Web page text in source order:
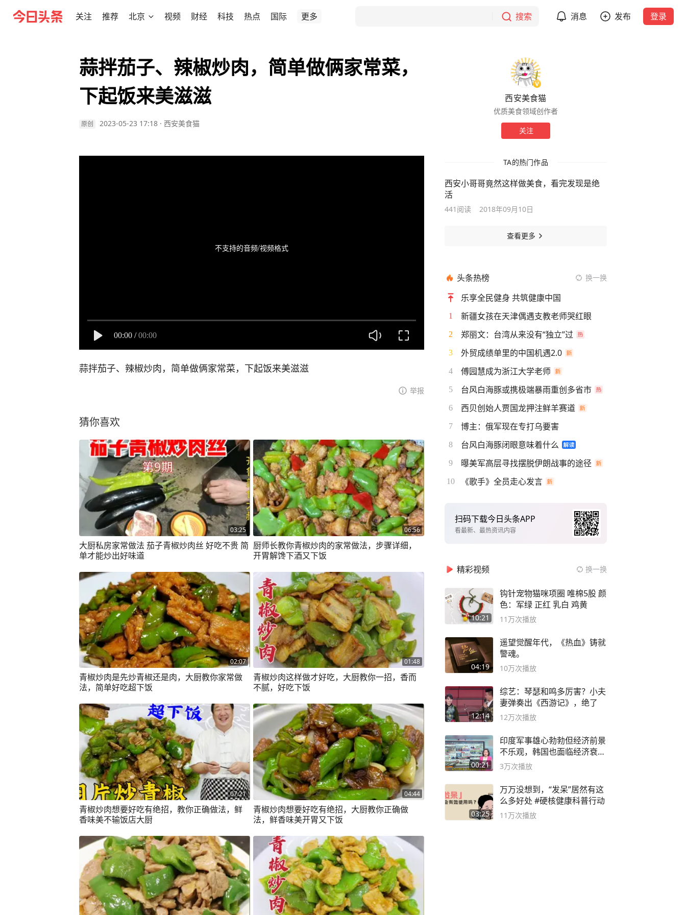
关注 推荐 北京 视频 财经 科技 热点 国际 更多 搜索 消息 发布 登录
蒜拌茄子、辣椒炒肉，简单做俩家常菜，
下起饭来美滋滋
原创 2023-05-23 17:18 · 西安美食猫
不支持的音频/视频格式
00:00 / 00:00
蒜拌茄子、辣椒炒肉，简单做俩家常菜，下起饭来美滋滋
举报
猜你喜欢
03:25
大厨私房家常做法 茄子青椒炒肉丝 好吃不贵 简
单才能炒出好味道
06:56
厨师长教你青椒炒肉的家常做法，步骤详细，
开胃解馋下酒又下饭
02:07
青椒炒肉是先炒青椒还是肉，大厨教你家常做
法，简单好吃超下饭
01:48
青椒炒肉这样做才好吃，大厨教你一招，香而
不腻，好吃下饭
07:21
青椒炒肉想要好吃有绝招，教你正确做法，鲜
香味美不输饭店大厨
04:44
青椒炒肉想要好吃有绝招，大厨教你正确做
法，鲜香味美开胃又下饭
西安美食猫
优质美食领域创作者
关注
TA的热门作品
西安小哥哥竟然这样做美食，看完发现是绝
活
441 阅读 2018年09月10日
查看更多
头条热榜 换一换
乐享全民健身 共筑健康中国
1 新疆女孩在天津偶遇支教老师哭红眼
2 郑丽文：台湾从来没有“独立”过
3 外贸成绩单里的中国机遇2.0
4 傅园慧成为浙江大学老师
5 台风白海豚或携极端暴雨重创多省市
6 西贝创始人贾国龙押注鲜羊赛道
7 博主：俄军现在专打乌要害
8 台风白海豚闭眼意味着什么
9 曝美军高层寻找摆脱伊朗战事的途径
10 《歌手》全员走心发言
扫码下载今日头条APP
看最新、最热资讯内容
精彩视频 换一换
10:21
钩针宠物猫咪项圈 唯棉5股 颜
色：军绿 正红 乳白 鸡黄
11万次播放
04:19
遥望觉醒年代，《热血》铸就
警魂。
10万次播放
12:14
综艺：琴瑟和鸣多厉害？小夫
妻弹奏出《西游记》，绝了
12万次播放
00:21
印度军事雄心勃勃但经济前景
不乐观，韩国也面临经济衰退
风险
3万次播放
03:25
万万没想到，“发呆”居然有这
么多好处 #硬核健康科普行动
11万次播放